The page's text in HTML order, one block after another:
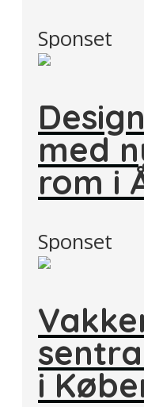
Sponset
med
rom i
Sponset
i